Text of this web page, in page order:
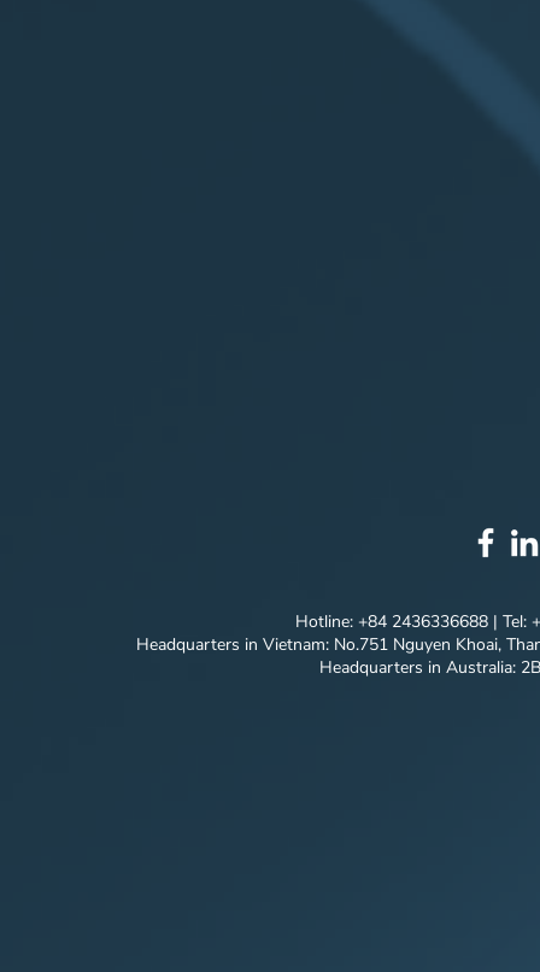
Hotline: +84 2436336688 | Tel:
Headquarters in Vietnam: No.751 Nguyen Khoai,
Headquarters in Australia: